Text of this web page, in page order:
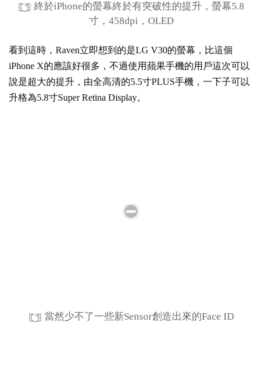
終於iPhone的螢幕終於有突破性的提升，螢幕5.8
寸，458dpi，OLED
看到這時，Raven立即想到的是LG V30的螢幕，比這個
iPhone X的應該好很多，不過使用蘋果手機的用戶這次可以
說是超大的提升，由全高清的5.5寸PLUS手機，一下子可以
升格為5.8寸Super Retina Display。
當然少不了一些新Sensor創造出來的Face ID